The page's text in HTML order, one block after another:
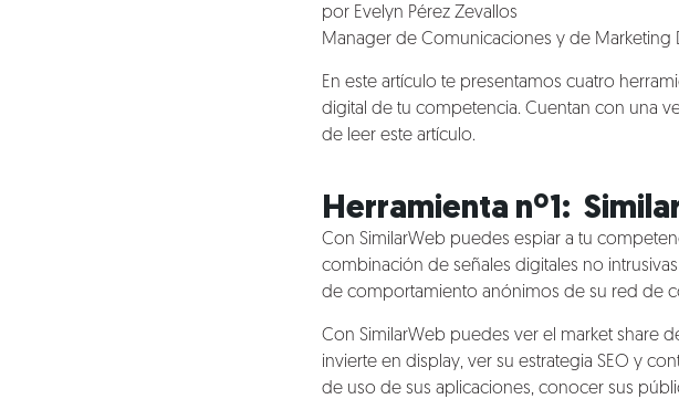
por Evelyn Pérez Zevallos
Manager de Comunicaciones y de Marketing
En este artículo te presentamos cuatro
digital de tu competencia. Cuentan con una
de leer este artículo.
Herramienta nº1:
Con SimilarWeb puedes espiar a tu
combinación de señales digitales no
de comportamiento anónimos de su red de
Con SimilarWeb puedes ver el market share
invierte en display, ver su estrategia SEO y
de uso de sus aplicaciones, conocer sus